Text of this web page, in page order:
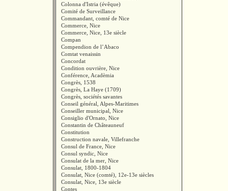
Colonna d'Istria (évêque)
Comité de Surveillance
Commandant, comté de Nice
Commerce, Nice
Commerce, Nice, 13e siècle
Compan
Compendion de l’Abaco
Comtat venaissin
Concordat
Condition ouvrière, Nice
Conférence, Acadèmia
Congrès, 1538
Congrès, La Haye (1709)
Congrès, sociétés savantes
Conseil général, Alpes-Maritimes
Conseiller municipal, Nice
Consiglio d'Ornato, Nice
Constantin de Châteauneuf
Constitution
Construction navale, Villefranche
Consul de France, Nice
Consul syndic, Nice
Consulat de la mer, Nice
Consulat, 1800-1804
Consulat, Nice (comté), 12e-13e siècles
Consulat, Nice, 13e siècle
Contes